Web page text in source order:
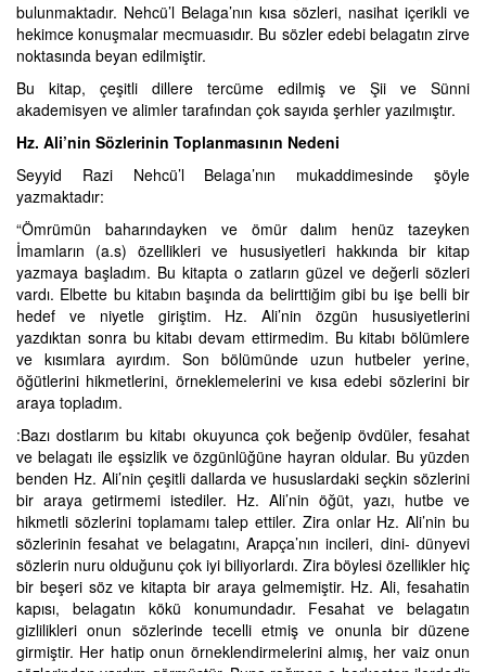
bulunmaktadır. Nehcü’l Belaga’nın kısa sözleri, nasihat içerikli ve
hekimce konuşmalar mecmuasıdır. Bu sözler edebi belagatın zirve
noktasında beyan edilmiştir.
Bu kitap, çeşitli dillere tercüme edilmiş ve Şii ve Sünni
akademisyen ve alimler tarafından çok sayıda şerhler yazılmıştır.
Hz. Ali’nin Sözlerinin Toplanmasının Nedeni
Seyyid Razi Nehcü’l Belaga’nın mukaddimesinde şöyle
yazmaktadır:
“Ömrümün baharındayken ve ömür dalım henüz tazeyken
İmamların (a.s) özellikleri ve hususiyetleri hakkında bir kitap
yazmaya başladım. Bu kitapta o zatların güzel ve değerli sözleri
vardı. Elbette bu kitabın başında da belirttiğim gibi bu işe belli bir
hedef ve niyetle giriştim. Hz. Ali’nin özgün hususiyetlerini
yazdıktan sonra bu kitabı devam ettirmedim. Bu kitabı bölümlere
ve kısımlara ayırdım. Son bölümünde uzun hutbeler yerine,
öğütlerini hikmetlerini, örneklemelerini ve kısa edebi sözlerini bir
araya topladım.
:Bazı dostlarım bu kitabı okuyunca çok beğenip övdüler, fesahat
ve belagatı ile eşsizlik ve özgünlüğüne hayran oldular. Bu yüzden
benden Hz. Ali’nin çeşitli dallarda ve hususlardaki seçkin sözlerini
bir araya getirmemi istediler. Hz. Ali’nin öğüt, yazı, hutbe ve
hikmetli sözlerini toplamamı talep ettiler. Zira onlar Hz. Ali’nin bu
sözlerinin fesahat ve belagatını, Arapça’nın incileri, dini- dünyevi
sözlerin nuru olduğunu çok iyi biliyorlardı. Zira böylesi özellikler hiç
bir beşeri söz ve kitapta bir araya gelmemiştir. Hz. Ali, fesahatin
kapısı, belagatın kökü konumundadır. Fesahat ve belagatın
gizlilikleri onun sözlerinde tecelli etmiş ve onunla bir düzene
girmiştir. Her hatip onun örneklendirmelerini almış, her vaiz onun